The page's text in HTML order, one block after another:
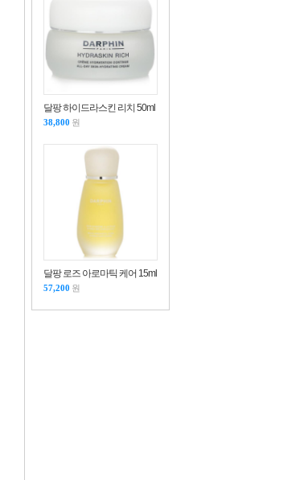
달팡 하이드라스킨 리치 50ml
38,800 원
달팡 로즈 아로마틱 케어 15ml
57,200 원